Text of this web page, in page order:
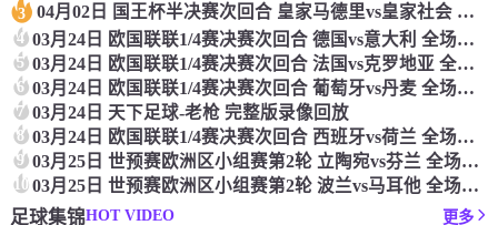
3 04月02日 国王杯半决赛次回合 皇家马德里vs皇家社会 全场录像
4 03月24日 欧国联联1/4赛决赛次回合 德国vs意大利 全场录像回放
5 03月24日 欧国联联1/4赛决赛次回合 法国vs克罗地亚 全场录像回放
6 03月24日 欧国联联1/4赛决赛次回合 葡萄牙vs丹麦 全场录像回放
7 03月24日 天下足球-老枪 完整版录像回放
8 03月24日 欧国联联1/4赛决赛次回合 西班牙vs荷兰 全场录像回放
9 03月25日 世预赛欧洲区小组赛第2轮 立陶宛vs芬兰 全场录像回放
10 03月25日 世预赛欧洲区小组赛第2轮 波兰vs马耳他 全场录像回放
足球集锦HOT VIDEO 更多